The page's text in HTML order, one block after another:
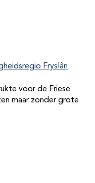
Fryslân
voor de Friese
maar zonder grote